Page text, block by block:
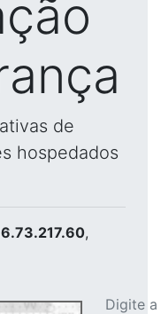
de
hospedados
,
Digite